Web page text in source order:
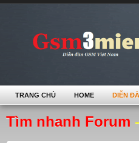
Tìm nhanh Forum
TRANG CHỦ HOME DIỄN